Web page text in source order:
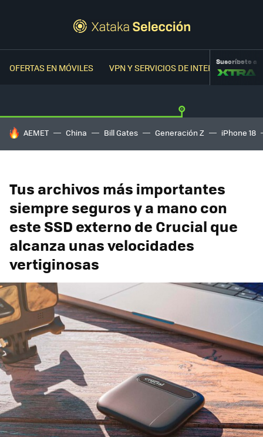
OFERTAS EN MÓVILES VPN Y SERVICIOS DE INTERNETSuscríbete a
HOY SE HABLA DE
AEMET China Bill Gates Generación Z iPhone 18
Tus archivos más importantes
siempre seguros y a mano con
este SSD externo de Crucial que
alcanza unas velocidades
vertiginosas